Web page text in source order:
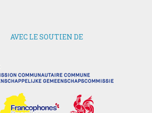
AVEC LE SOUTIEN DE